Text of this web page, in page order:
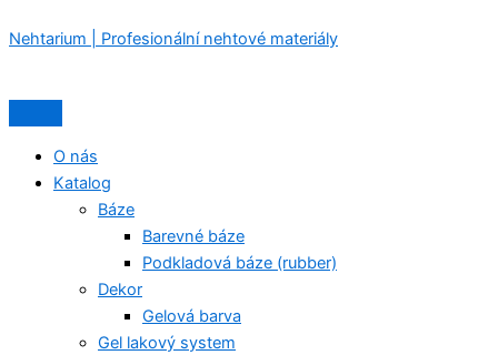
na
Nehtarium | Profesionální nehtové materiály
O nás
Katalog
Báze
Barevné báze
Podkladová báze (rubber)
Dekor
Gelová barva
Gel lakový system
cena
cena
BUILDER
PINK